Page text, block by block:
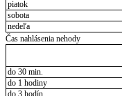
piatok
sobota
nedeľa
Čas nahlásenia nehody
do 30 min.
do 1 hodiny